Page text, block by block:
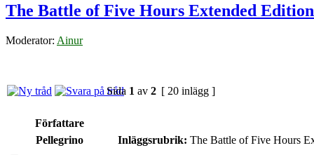
The Battle of Five Hours Extended Edition
Moderator: Ainur
Sida 1 av 2 [ 20 inlägg ]
Författare
Pellegrino
Inläggsrubrik: The Battle of Five Hours